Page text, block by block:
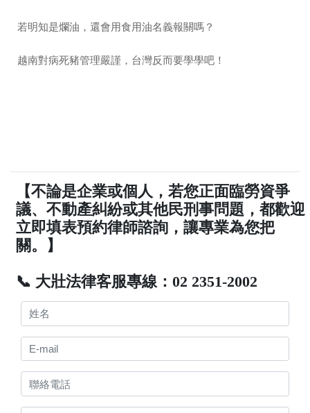
若明知是爛油，還會用食用油名義報關嗎？
越南對病死豬管理嚴謹，台灣反而要學學吧！
【不論是企業或個人，若您正面臨勞資爭
議、不動產糾紛或其他民刑事問題，都歡迎
立即填表預約律師諮詢，讓專業為您把
關。】
📞 大壯法律客服專線：02 2351-2002